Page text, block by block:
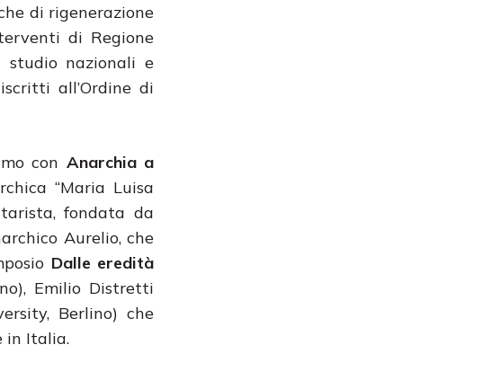
di rigenerazione
di Regione
studio nazionali e
all’Ordine di
con Anarchia a
“Maria Luisa
fondata da
Aurelio, che
Dalle eredità
Emilio Distretti
Berlino) che
in Italia.